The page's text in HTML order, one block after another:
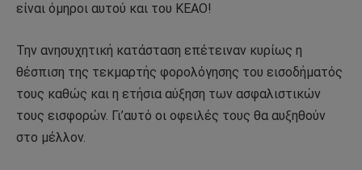
είναι όμηροι αυτού και του ΚΕΑΟ!
Την ανησυχητική κατάσταση επέτειναν κυρίως η
θέσπιση της τεκμαρτής φορολόγησης του εισοδήματός
τους καθώς και η ετήσια αύξηση των ασφαλιστικών
τους εισφορών. Γι’αυτό οι οφειλές τους θα αυξηθούν
στο μέλλον.